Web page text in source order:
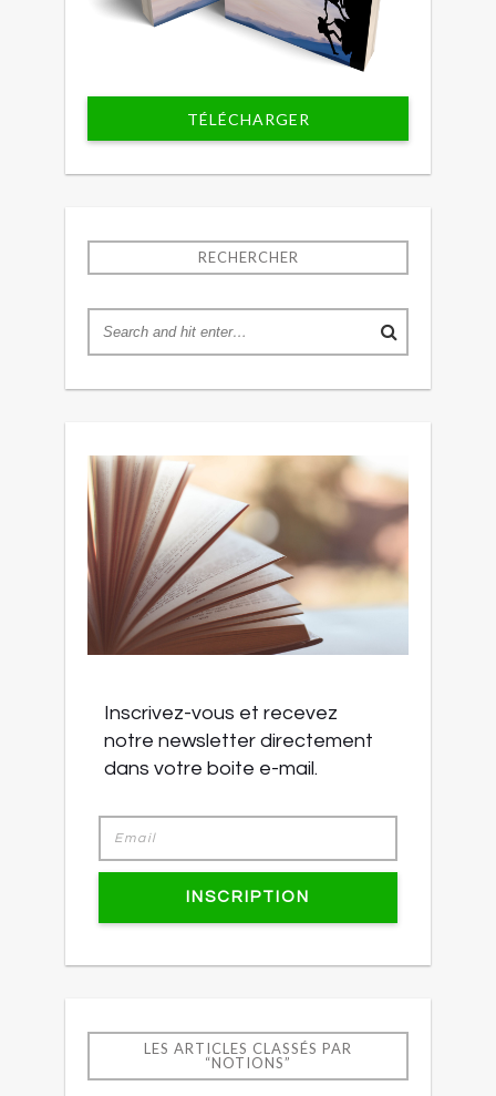
TÉLÉCHARGER
RECHERCHER
Inscrivez-vous et recevez
notre newsletter directement
dans votre boite e-mail.
INSCRIPTION
LES ARTICLES CLASSÉS PAR
“NOTIONS”